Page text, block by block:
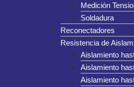
Medición
Soldadura
Reconectadores
Resistencia de
Aislamiento
Aislamiento
Aislamiento